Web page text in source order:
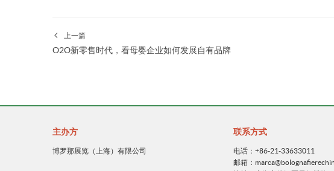
上一篇
O2O新零售时代，看母婴企业如何发展自有品牌
主办方
博罗那展览（上海）有限公司
联系方式
电话：+86-21-33633011
邮箱：